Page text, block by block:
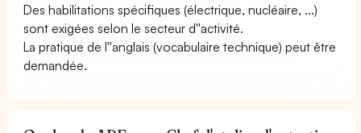
Des habilitations spécifiques (électrique, nucléaire, ...)
sont exigées selon le secteur d''activité.
La pratique de l''anglais (vocabulaire technique) peut être
demandée.